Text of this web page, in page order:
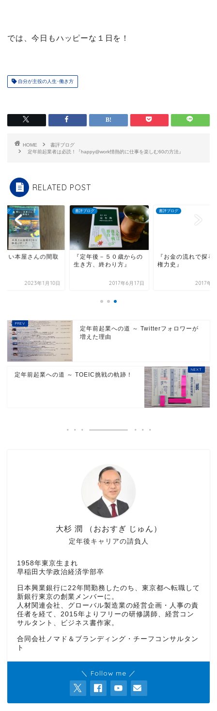
では、今日もハッピーな１日を！
自分が主役の人生･働き方
HOME
書評ブログ
定年前起業者は必読！『happy@work情熱的に仕事を楽しむ60の方法』
RELATED POST
ログ
しい本屋さんの間取
2023年1月10日
書評ブログ
『定年後－５０歳からの
生き方、終わり方』
2017年6月17日
書評ブログ
『お金の流れで探る
権力史』
2017年4
定年前起業への道 ～ Twitterフォロワーが
増えた理由
定年前起業への道 ～ TOEIC挑戦の軌跡！
定年後キャリアの請負人
大杉 潤 （おおすぎ じゅん）
1958年東京生まれ
早稲田大学政治経済学部卒
日本興業銀行に22年間勤務したのち、東京都へ転職して
新銀行東京の創業メンバーに。
人材関連会社、グローバル製造業の経営企画・人事の責
任者を経て、2015年よりフリーの研修講師、経営コン
サルタント、ビジネス書作家。
合同会社ノマド＆ブランディング・チーフコンサルタン
ト
＼ Follow me ／